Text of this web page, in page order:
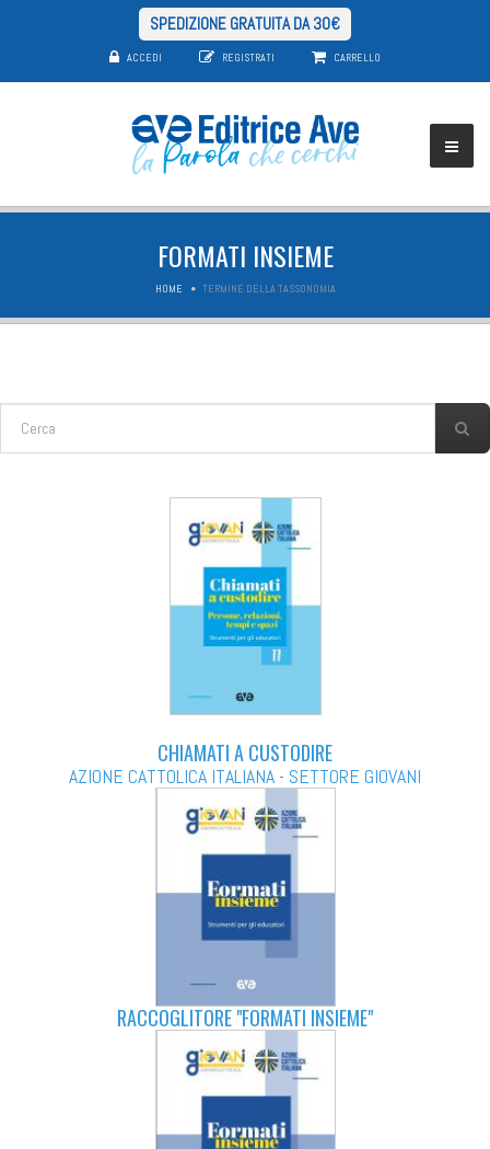
SPEDIZIONE GRATUITA DA 30€
ACCEDI REGISTRATI CARRELLO
FORMATI INSIEME
HOME TERMINE DELLA TASSONOMIA
FORM DI RICERCA
CHIAMATI A CUSTODIRE
AZIONE CATTOLICA ITALIANA - SETTORE GIOVANI
RACCOGLITORE "FORMATI INSIEME"